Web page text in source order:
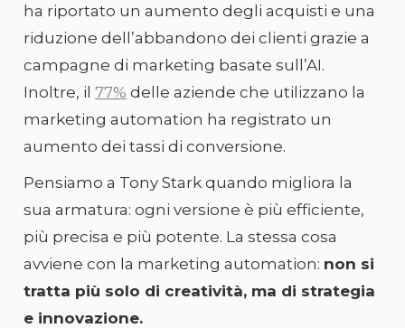
ha riportato un aumento degli acquisti e una
riduzione dell’abbandono dei clienti grazie a
campagne di marketing basate sull’AI.
Inoltre, il 77% delle aziende che utilizzano la
marketing automation ha registrato un
aumento dei tassi di conversione.
Pensiamo a Tony Stark quando migliora la
sua armatura: ogni versione è più efficiente,
più precisa e più potente. La stessa cosa
avviene con la marketing automation: non si
tratta più solo di creatività, ma di strategia
e innovazione.